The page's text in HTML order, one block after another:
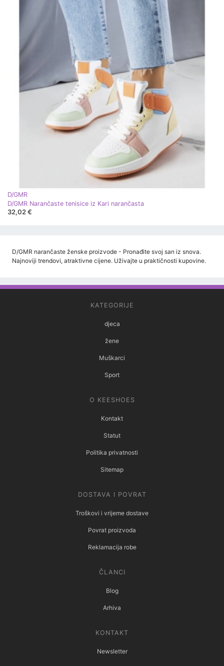
D/GMR
D/GMR Narančaste tenisice iz Kari narančasta
32,02 €
D/GMR narančaste ženske proizvode - Pronađite svoj san iz snova.
Najnoviji trendovi, atraktivne cijene. Uživajte u praktičnosti kupovine.
KATEGORIJE
djeca
žene
Muškarci
Sport
O KEESHOES
Kontakt
Statut
Politika privatnosti
Sitemap
DOSTAVA I POVRAT
Troškovi i vrijeme dostave
Povrat proizvoda
Reklamacija robe
ČLANCI
Blog
Arhiva
KONTAKT
Newsletter